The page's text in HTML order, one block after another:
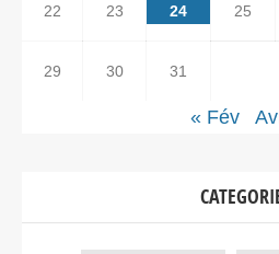
22 23 24 25
29 30 31
« Fév